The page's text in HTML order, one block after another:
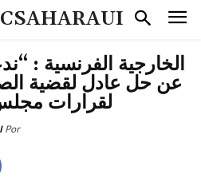
الخارجية الفرنسية :
عن حل عادل لقضية
لقرارات
Por